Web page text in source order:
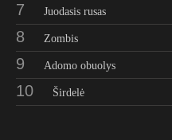
7 Juodasis rusas
8 Zombis
9 Adomo obuolys
10 Širdelė